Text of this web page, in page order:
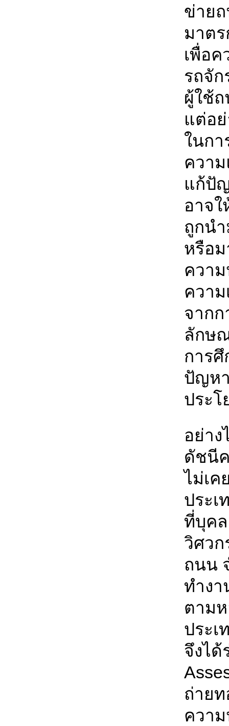
ข่าย
มาต
เพื่อ
รถจัก
ผู้ใช้
แต่อ
ในก
ควา
แก้ปั
อาจ
ถูกน
หรือ
ควา
ความ
จากก
ลักษ
การ
ปัญห
ประ
อย่า
ดัชนี
ไม่เค
ประเ
ที่บุคล
วิศว
ถนน
ทำง
ตาม
ประเ
จึงได้
ถ่าย
ควา